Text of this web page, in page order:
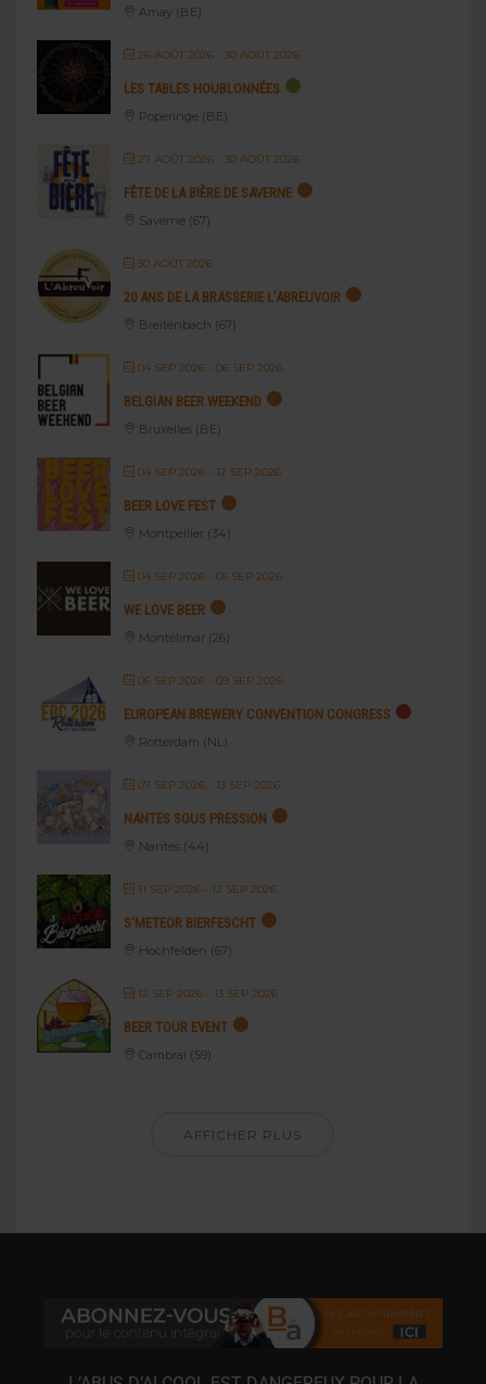
Amay (BE)
26 AOÛT 2026- 30 AOÛT 2026
LES TABLES HOUBLONNÉES
Poperinge (BE)
27 AOÛT 2026- 30 AOÛT 2026
FÊTE DE LA BIÈRE DE SAVERNE
Saverne (67)
30 AOÛT 2026
20 ANS DE LA BRASSERIE L’ABREUVOIR
Breitenbach (67)
04 SEP 2026- 06 SEP 2026
BELGIAN BEER WEEKEND
Bruxelles (BE)
04 SEP 2026- 12 SEP 2026
BEER LOVE FEST
Montpellier (34)
04 SEP 2026- 05 SEP 2026
WE LOVE BEER
Montélimar (26)
06 SEP 2026- 09 SEP 2026
EUROPEAN BREWERY CONVENTION CONGRESS
Rotterdam (NL)
07 SEP 2026- 13 SEP 2026
NANTES SOUS PRESSION
Nantes (44)
11 SEP 2026- 12 SEP 2026
S’METEOR BIERFESCHT
Hochfelden (67)
12 SEP 2026- 13 SEP 2026
BEER TOUR EVENT
Cambrai (59)
AFFICHER PLUS